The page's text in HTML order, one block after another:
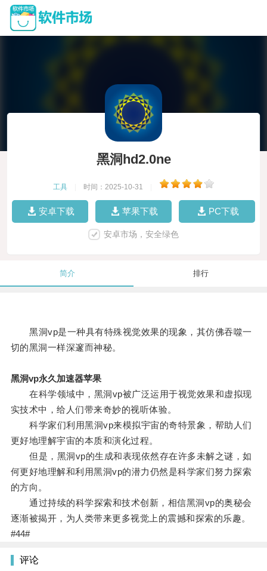
黑洞hd2.0ne
工具 时间：2025-10-31
安卓下载 苹果下载 PC下载
安卓市场，安全绿色
简介 排行
黑洞vp是一种具有特殊视觉效果的现象，其仿佛吞噬一
切的黑洞一样深邃而神秘。
黑洞vp永久加速器苹果
在科学领域中，黑洞vp被广泛运用于视觉效果和虚拟现
实技术中，给人们带来奇妙的视听体验。
科学家们利用黑洞vp来模拟宇宙的奇特景象，帮助人们
更好地理解宇宙的本质和演化过程。
但是，黑洞vp的生成和表现依然存在许多未解之谜，如
何更好地理解和利用黑洞vp的潜力仍然是科学家们努力探索
的方向。
通过持续的科学探索和技术创新，相信黑洞vp的奥秘会
逐渐被揭开，为人类带来更多视觉上的震撼和探索的乐趣。
#44#
评论